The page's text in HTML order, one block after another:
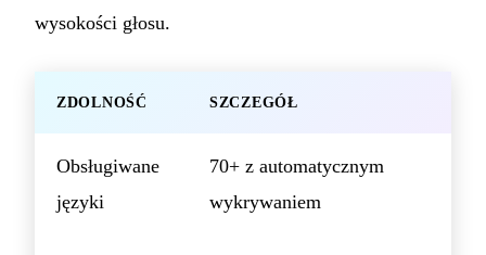
wysokości głosu.
ZDOLNOŚĆ SZCZEGÓŁ
Obsługiwane
języki
70+ z automatycznym
wykrywaniem